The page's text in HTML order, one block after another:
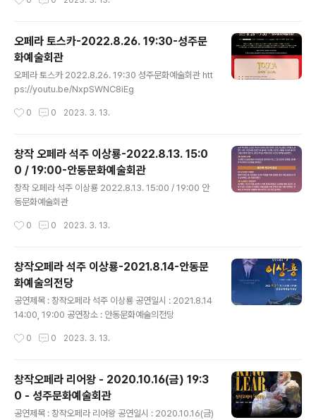
오페라 토스카-2022.8.26. 19:30-성주문
화예술회관
오페라 토스카 2022.8.26. 19:30 성주문화예술회관 htt
ps://youtu.be/NxpSWNC8iEg
0 0 2023. 3. 13.
창작 오페라 석주 이상룡-2022.8.13. 15:0
0 / 19:00-안동문화예술회관
창작 오페라 석주 이상룡 2022.8.13. 15:00 / 19:00 안
동문화예술회관
0 0 2023. 3. 13.
창작오페라 석주 이상룡-2021.8.14-안동문
화예술의전당
공연제목 : 창작오페라 석주 이상룡 공연일시 : 2021.8.14
14:00, 19:00 공연장소 : 안동문화예술의전당
0 0 2023. 3. 13.
창작오페라 리어왕 - 2020.10.16(금) 19:3
0 - 성주문화예술회관
공연제목 : 창작오페라 리어왕 공연일시 : 2020.10.16(금)